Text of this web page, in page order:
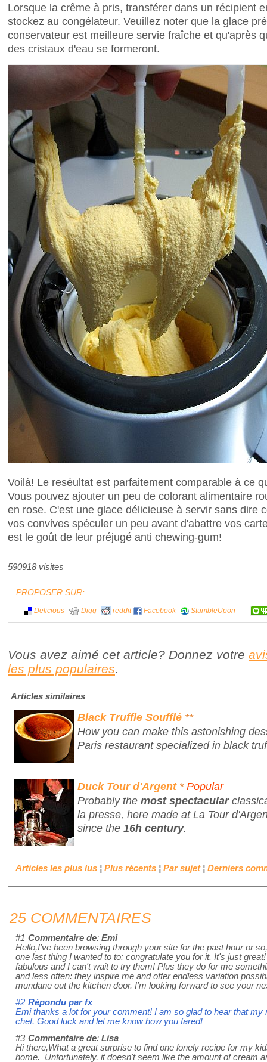
Lorsque la crême à pris, transférer dans un récipient
stockez au congélateur. Veuillez noter que la glace
conservateur est meilleure servie fraîche et qu'après
des cristaux d'eau se formeront.
Voilà! Le reséultat est parfaitement comparable à ce
Vous pouvez ajouter un peu de colorant alimentaire
en rose. C'est une glace délicieuse à servir sans dire
vos convives spéculer un peu avant d'abattre vos
est le goût de leur préjugé anti chewing-gum!
590918 visites
PROPOSER SUR:
Delicious Digg reddit Facebook StumbleUpon
Vous avez aimé cet article? Donnez votre
les plus populaires.
Articles similaires
Black Truffle Soufflé **
How you can make this astonishing
Paris restaurant specialized in black
Duck Tour d'Argent * Popular
Probably the most spectacular
la presse, here made at La Tour
since the 16h century.
Articles les plus lus ¦ Plus récents ¦ Par sujet ¦ Derniers
25 COMMENTAIRES
#1 Commentaire de: Emi
Hello,I've been browsing through your site for the past hour or
one last thing I wanted to to: congratulate you for it. It's just
fabulous and I can't wait to try them! Plus they do for me
and less often: they inspire me and offer endless variation
mundane out the kitchen door. I'm looking forward to see your
#2 Répondu parfx
Emi thanks a lot for your comment! I am so glad to hear that my
chef. Good luck and let me know how you fared!
#3 Commentaire de: Lisa
Hi there,What a great surprise to find one lonely recipe for my
home. Unfortunately, it doesn't seem like the amount of cream